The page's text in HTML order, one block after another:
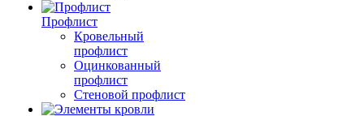
Профлист
Кровельный
профлист
Оцинкованный
профлист
Стеновой профлист